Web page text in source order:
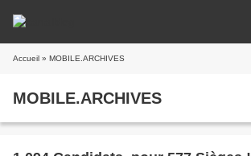
Accueil » MOBILE.ARCHIVES
MOBILE.ARCHIVES